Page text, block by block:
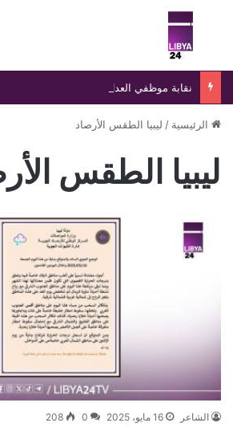
بحث عن
الرئيسية / ليبيا الطقس الأرصاد
ليبيا الطقس
الشاعر 16 مايو، 2025 0
208